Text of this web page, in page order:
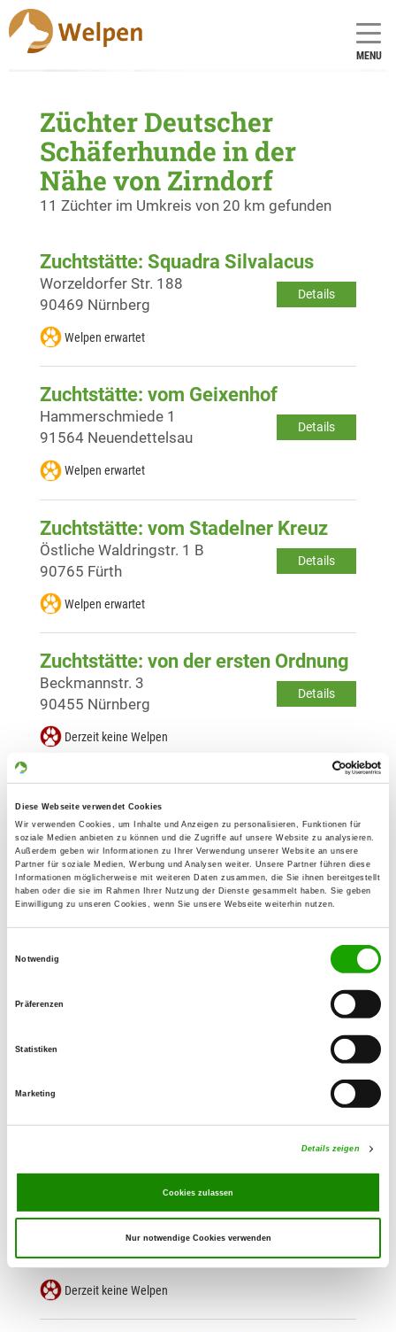
Diese Webseite verwendet Cookies
Wir verwenden Cookies, um Inhalte und Anzeigen zu personalisieren, Funktionen für
soziale Medien anbieten zu können und die Zugriffe auf unsere Website zu analysieren.
Außerdem geben wir Informationen zu Ihrer Verwendung unserer Website an unsere
Partner für soziale Medien, Werbung und Analysen weiter. Unsere Partner führen diese
Informationen möglicherweise mit weiteren Daten zusammen, die Sie ihnen bereitgestellt
haben oder die sie im Rahmen Ihrer Nutzung der Dienste gesammelt haben. Sie geben
Einwilligung zu unseren Cookies, wenn Sie unsere Webseite weiterhin nutzen.
Notwendig
Präferenzen
Statistiken
Marketing
Details zeigen
Cookies zulassen
Nur notwendige Cookies verwenden
MENU
Züchter Deutscher
Schäferhunde in der
Nähe von Zirndorf
11 Züchter im Umkreis von 20 km gefunden
Zuchtstätte: Squadra Silvalacus
Details
Worzeldorfer Str. 188
90469 Nürnberg
Welpen erwartet
Zuchtstätte: vom Geixenhof
Details
Hammerschmiede 1
91564 Neuendettelsau
Welpen erwartet
Zuchtstätte: vom Stadelner Kreuz
Details
Östliche Waldringstr. 1 B
90765 Fürth
Welpen erwartet
Zuchtstätte: von der ersten Ordnung
Details
Beckmannstr. 3
90455 Nürnberg
Derzeit keine Welpen
Details
90613 Großhabersdorf
Derzeit keine Welpen
Zuchtstätte: Sonnenfeld
Details
Damaschkestr. 80 C
91088 Bubenreuth
Zuchtstätte: vom Trollbuck
Limbachweg 7
91189 Rohrleuzdorf
Derzeit keine Welpen